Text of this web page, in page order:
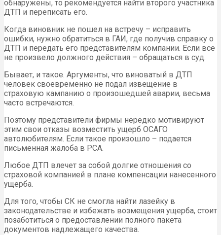
обнаружены, то рекомендуется найти второго участника
ДТП и переписать его.
Когда виновник не пошел на встречу – исправить
ошибки, нужно обратиться в ГАИ, где получив справку о
ДТП и передать его представителям компании. Если все
не произвело должного действия – обращаться в суд.
Бывает, и такое. Аргументы, что виноватый в ДТП
человек своевременно не подал извещение в
страховую кампанию о произошедшей аварии, весьма
часто встречаются.
Поэтому представители фирмы нередко мотивируют
этим свои отказы возместить ущерб ОСАГО
автолюбителям. Если такое произошло – подается
письменная жалоба в РСА.
Любое ДТП влечет за собой долгие отношения со
страховой компанией в плане компенсации нанесенного
ущерба.
Для того, чтобы СК не смогла найти лазейку в
законодательстве и избежать возмещения ущерба, стоит
позаботиться о предоставлении полного пакета
документов надлежащего качества.